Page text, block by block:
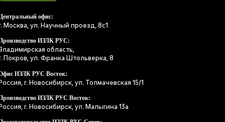
офис:
Москва, ул. Научный проезд, 8с1
ИЗЛК РУС:
область,
Покров, ул. Франка Штольверка, 8
ИЗЛК РУС Восток:
г. Новосибирск, ул. Толмачевская 15/1
ИЗЛК РУС Восток:
г. Новосибирск, ул. Малыгина 13а